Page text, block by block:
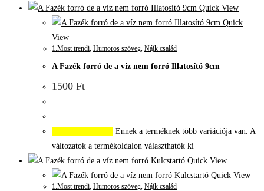
Quick View
Quick
View
1.Most trendi, Humoros szöveg, Nájk család
A Fazék forró de a víz nem forró Illatosító 9cm
1500 Ft
Ennek a terméknek több variációja van. A
változatok a termékoldalon választhatók ki
Quick View
Quick View
1.Most trendi Humoros szöveg Nájk család